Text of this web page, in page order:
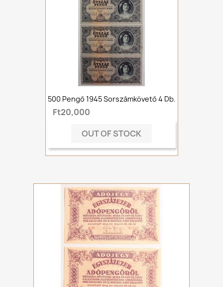
500 Pengő 1945 Sorszámkövető 4 Db.
Ft20,000
OUT OF STOCK